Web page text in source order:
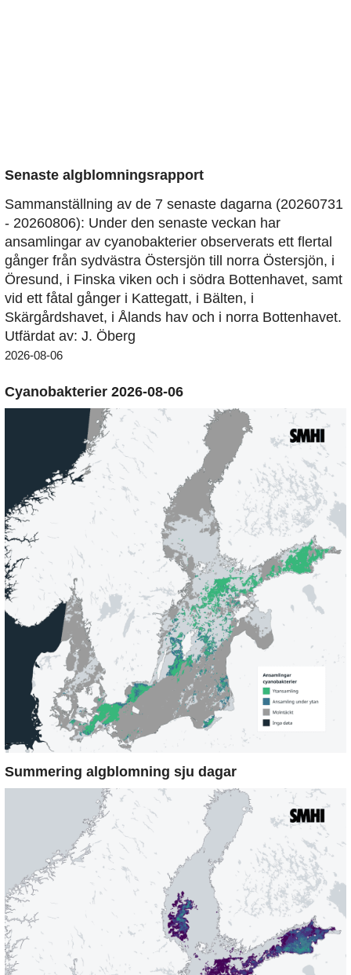
Senaste algblomningsrapport
Sammanställning av de 7 senaste dagarna (20260731
- 20260806): Under den senaste veckan har
ansamlingar av cyanobakterier observerats ett flertal
gånger från sydvästra Östersjön till norra Östersjön, i
Öresund, i Finska viken och i södra Bottenhavet, samt
vid ett fåtal gånger i Kattegatt, i Bälten, i
Skärgårdshavet, i Ålands hav och i norra Bottenhavet.
Utfärdat av: J. Öberg
2026-08-06
Cyanobakterier 2026-08-06
Summering algblomning sju dagar